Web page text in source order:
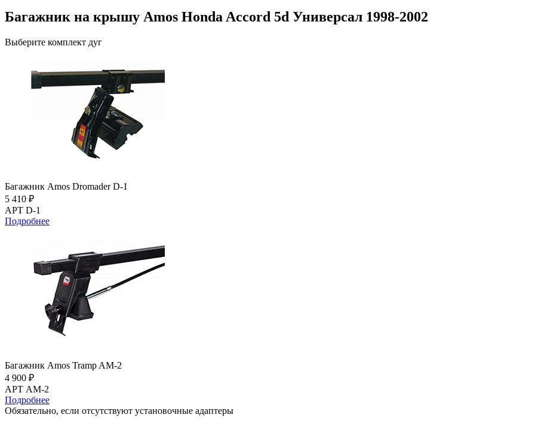
Багажник на крышу Amos Honda Accord 5d Универсал 1998-2002
Выберите комплект дуг
Багажник Amos Dromader D-1
5 410 ₽
АРТ D-1
Подробнее
Багажник Amos Tramp AM-2
4 900 ₽
АРТ AM-2
Подробнее
Обязательно, если отсутствуют установочные адаптеры